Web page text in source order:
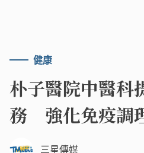
健康
朴子醫院中醫科
務 強化免疫調
三星傳媒